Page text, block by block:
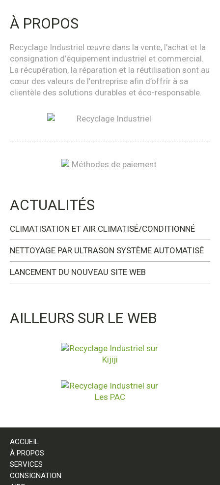
À PROPOS
Recyclage Industriel œuvre dans la vente, l’achat et la
consignation d’équipement industriel et commercial.
La récupération, la réparation et la réutilisation sont au
cœur des valeurs de l’entreprise afin d’offrir à sa
clientèle des solutions durables et éco-responsable.
ACTUALITÉS
CLIMATISATION ET AIR CLIMATISÉ/CONDITIONNÉ
NETTOYAGE PAR ULTRASON SYSTÈME AUTOMATISÉ
LANCEMENT DU NOUVEAU SITE WEB
AILLEURS SUR LE WEB
ACCUEIL
À PROPOS
SERVICES
CONSIGNATION